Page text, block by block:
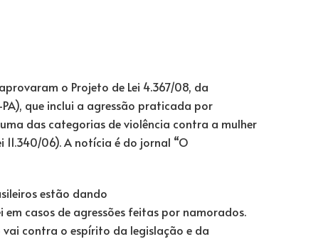
o Projeto de Lei 4.367/08, da
que inclui a agressão praticada por
das categorias de violência contra a mulher
11.340/06). A notícia é do jornal “O
estão dando
casos de agressões feitas por namorados.
contra o espírito da legislação e da